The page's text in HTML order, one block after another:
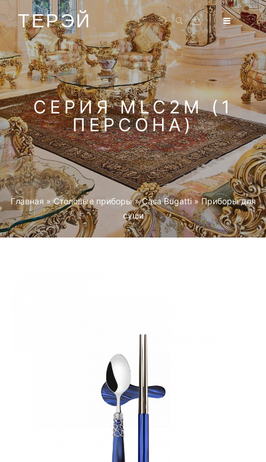
ТЕРЭЙ
СЕРИЯ MLC2M (1
ПЕРСОНА)
Главная »Столовые приборы »Casa Bugatti »Приборы для
суши